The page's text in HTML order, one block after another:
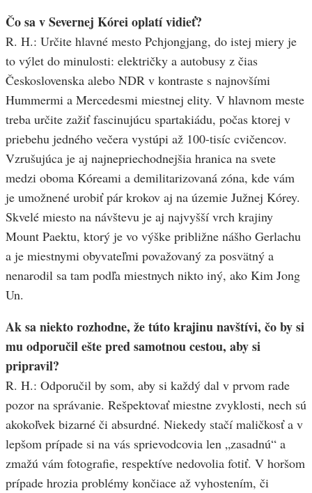
Čo sa v Severnej Kórei oplatí vidieť?
R. H.: Určite hlavné mesto Pchjongjang, do istej miery je
to výlet do minulosti: električky a autobusy z čias
Československa alebo NDR v kontraste s najnovšími
Hummermi a Mercedesmi miestnej elity. V hlavnom meste
treba určite zažiť fascinujúcu spartakiádu, počas ktorej v
priebehu jedného večera vystúpi až 100-tisíc cvičencov.
Vzrušujúca je aj najnepriechodnejšia hranica na svete
medzi oboma Kóreami a demilitarizovaná zóna, kde vám
je umožnené urobiť pár krokov aj na územie Južnej Kórey.
Skvelé miesto na návštevu je aj najvyšší vrch krajiny
Mount Paektu, ktorý je vo výške približne nášho Gerlachu
a je miestnymi obyvateľmi považovaný za posvätný a
nenarodil sa tam podľa miestnych nikto iný, ako Kim Jong
Un.
Ak sa niekto rozhodne, že túto krajinu navštívi, čo by si
mu odporučil ešte pred samotnou cestou, aby si
pripravil?
R. H.: Odporučil by som, aby si každý dal v prvom rade
pozor na správanie. Rešpektovať miestne zvyklosti, nech sú
akokoľvek bizarné či absurdné. Niekedy stačí maličkosť a v
lepšom prípade si na vás sprievodcovia len „zasadnú“ a
zmažú vám fotografie, respektíve nedovolia fotiť. V horšom
prípade hrozia problémy končiace až vyhostením, či